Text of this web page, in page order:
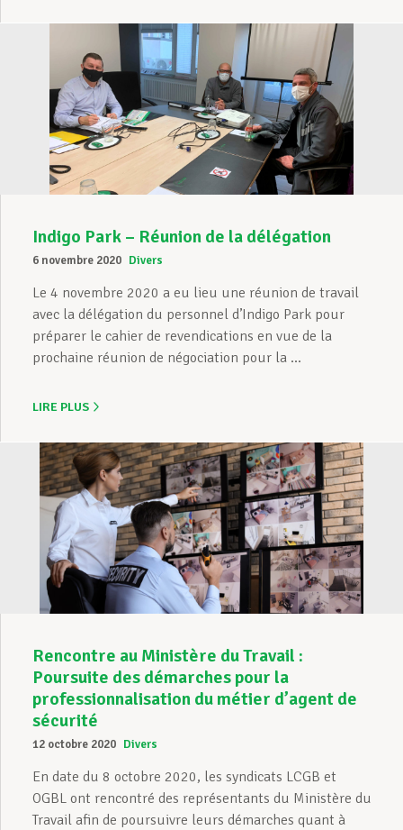
Indigo Park – Réunion de la délégation
6 novembre 2020 Divers
Le 4 novembre 2020 a eu lieu une réunion de travail
avec la délégation du personnel d’Indigo Park pour
préparer le cahier de revendications en vue de la
prochaine réunion de négociation pour la ...
LIRE PLUS
Rencontre au Ministère du Travail :
Poursuite des démarches pour la
professionnalisation du métier d’agent de
sécurité
12 octobre 2020 Divers
En date du 8 octobre 2020, les syndicats LCGB et
OGBL ont rencontré des représentants du Ministère du
Travail afin de poursuivre leurs démarches quant à